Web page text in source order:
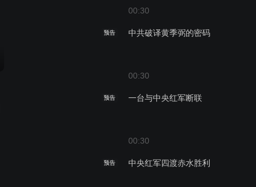
00:30
预告 中共破译黄季弼的密码
00:30
预告 一台与中央红军断联
00:30
预告 中央红军四渡赤水胜利